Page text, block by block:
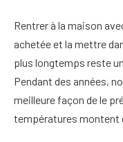
Rentrer à la maison
achetée et la mettre
plus longtemps reste
Pendant des années,
meilleure façon de le
températures montent